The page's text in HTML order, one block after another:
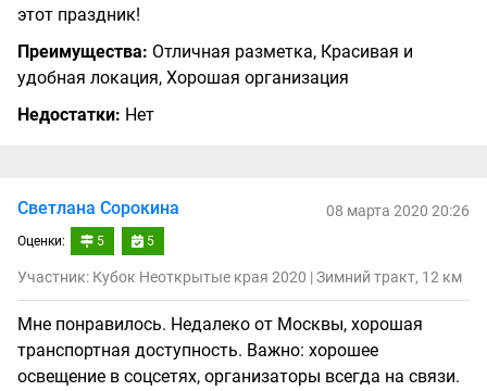
этот праздник!
Преимущества: Отличная разметка, Красивая и
удобная локация, Хорошая организация
Недостатки: Нет
Светлана Сорокина
Оценки: 5 5
08 марта 2020 20:26
Участник: Кубок Неоткрытые края 2020 | Зимний тракт, 12 км
Мне понравилось. Недалеко от Москвы, хорошая
транспортная доступность. Важно: хорошее
освещение в соцсетях, организаторы всегда на связи.